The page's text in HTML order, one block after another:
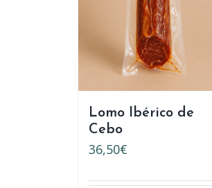
Lomo Ibérico de
Cebo
36,50€